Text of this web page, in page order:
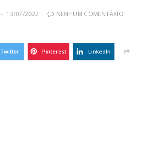
13/07/2022
NENHUM COMENTÁRIO
Twitter Pinterest LinkedIn